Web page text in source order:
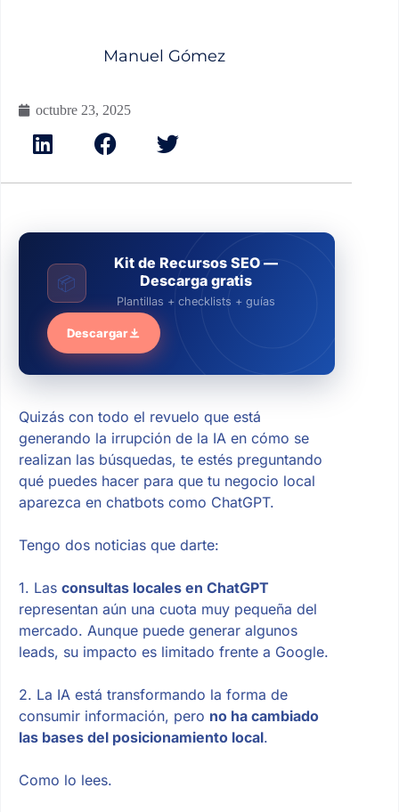
Manuel Gómez
octubre 23, 2025
📦
Kit de Recursos SEO —
Descarga gratis
Plantillas + checklists + guías
Descargar
Quizás con todo el revuelo que está
generando la irrupción de la IA en cómo se
realizan las búsquedas, te estés preguntando
qué puedes hacer para que tu negocio local
aparezca en chatbots como ChatGPT.
Tengo dos noticias que darte:
1. Las consultas locales en ChatGPT
representan aún una cuota muy pequeña del
mercado. Aunque puede generar algunos
leads, su impacto es limitado frente a Google.
2. La IA está transformando la forma de
consumir información, pero no ha cambiado
las bases del posicionamiento local.
Como lo lees.